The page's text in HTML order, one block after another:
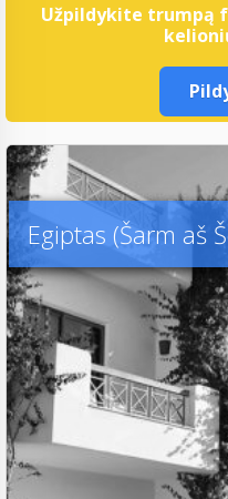
Užpildykite trumpą
Egiptas (Šarm aš